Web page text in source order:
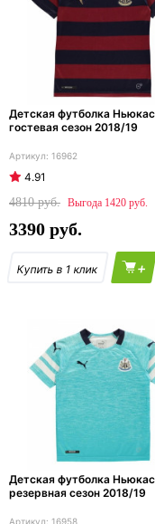
Детская футболка
гостевая сезон 2018/19
16962
4.91
4810
1420
3390
+
Детская футболка
резервная сезон 2018/19
16958